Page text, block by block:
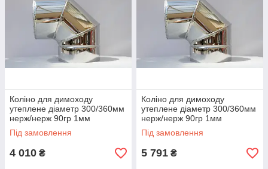
Коліно для димоходу
утеплене діаметр 300/360мм
нерж/нерж 90гр 1мм
(сендвіч) AISI 304
Під замовлення
4 010 ₴
Коліно для димоходу
утеплене діаметр 300/360мм
нерж/нерж 90гр 1мм
(сендвіч) AISI 321
Під замовлення
5 791 ₴